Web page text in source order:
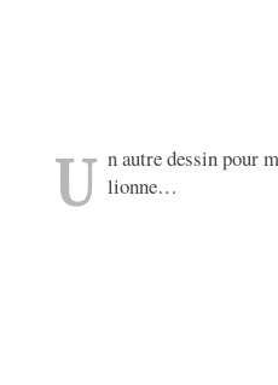
U n autre dessin pour
lionne…